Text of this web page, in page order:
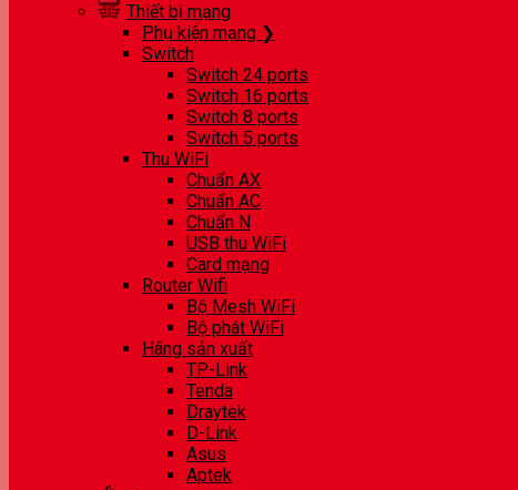
Thiết bị mạng
Phụ kiện mạng ❯
Switch
Switch 24 ports
Switch 16 ports
Switch 8 ports
Switch 5 ports
Thu WiFi
Chuẩn AX
Chuẩn AC
Chuẩn N
USB thu WiFi
Card mạng
Router Wifi
Bộ Mesh WiFi
Bộ phát WiFi
Hãng sản xuất
TP-Link
Tenda
Draytek
D-Link
Asus
Aptek